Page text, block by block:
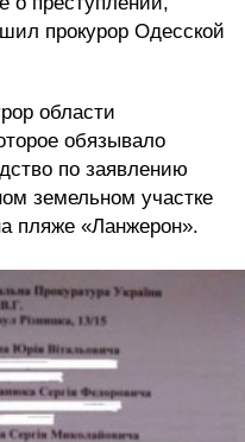
прокурор Одесской
области
обязывало
по заявлению
земельном участке
пляже «Ланжерон».